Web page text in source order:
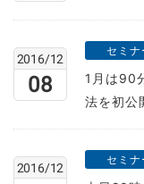
2016/12
08
セミナ
1月は90
法を初公
2016/12
セミナ